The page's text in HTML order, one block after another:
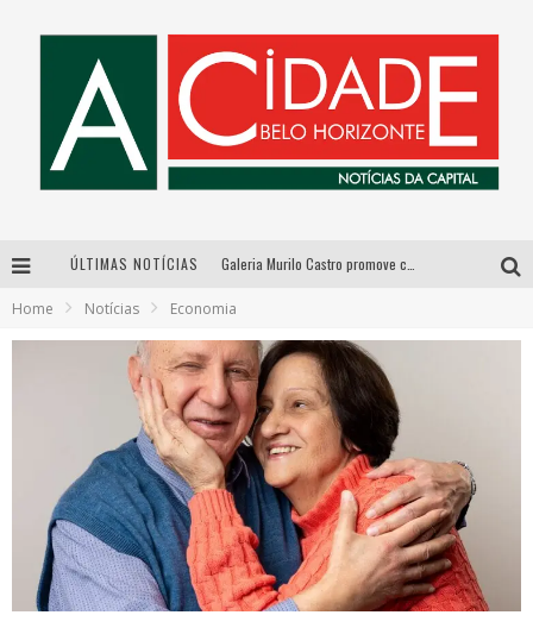
ÚLTIMAS NOTÍCIAS
Home Notícias Economia